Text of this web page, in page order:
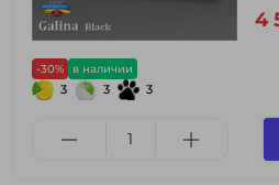
-30% в наличии
3 3 3
4